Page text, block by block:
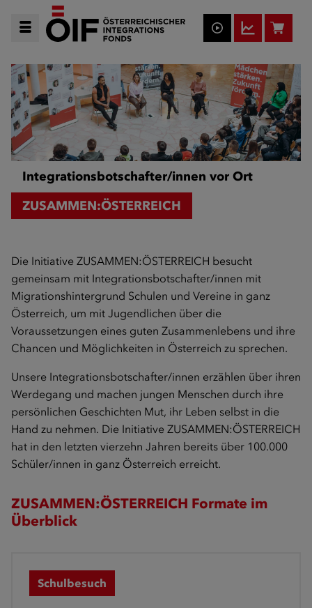
Integrationsbotschafter/innen vor Ort
ZUSAMMEN:ÖSTERREICH
Die Initiative ZUSAMMEN:ÖSTERREICH besucht
gemeinsam mit Integrationsbotschafter/innen mit
Migrationshintergrund Schulen und Vereine in ganz
Österreich, um mit Jugendlichen über die
Voraussetzungen eines guten Zusammenlebens und ihre
Chancen und Möglichkeiten in Österreich zu sprechen.
Unsere Integrationsbotschafter/innen erzählen über ihren
Werdegang und machen jungen Menschen durch ihre
persönlichen Geschichten Mut, ihr Leben selbst in die
Hand zu nehmen. Die Initiative ZUSAMMEN:ÖSTERREICH
hat in den letzten vierzehn Jahren bereits über 100.000
Schüler/innen in ganz Österreich erreicht.
ZUSAMMEN:ÖSTERREICH Formate im
Überblick
Schulbesuch